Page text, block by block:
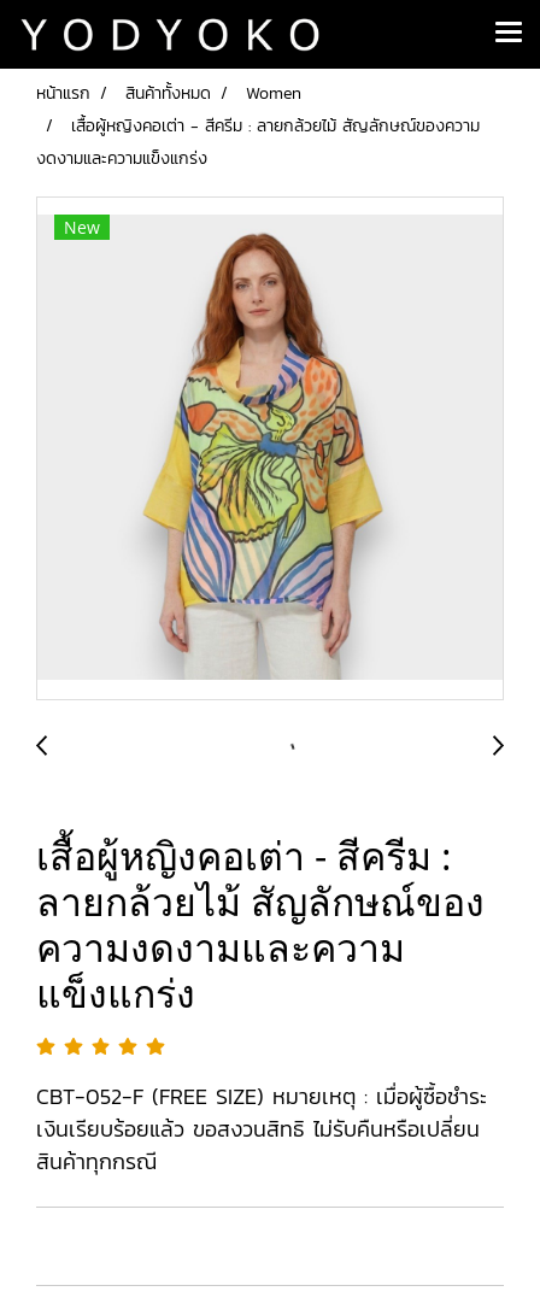
หน้าแรก สินค้าทั้งหมด
Women
เสื้อผู้หญิงคอเต่า - สีครีม : ลายกล้วยไม้ สัญลักษณ์ของความ
งดงามและความแข็งแกร่ง
New
เสื้อผู้หญิงคอเต่า - สีครีม :
ลายกล้วยไม้ สัญลักษณ์ของ
ความงดงามและความ
แข็งแกร่ง
CBT-052-F (FREE SIZE) หมายเหตุ : เมื่อผู้ซื้อชำระ
เงินเรียบร้อยแล้ว ขอสงวนสิทธิ ไม่รับคืนหรือเปลี่ยน
สินค้าทุกกรณี